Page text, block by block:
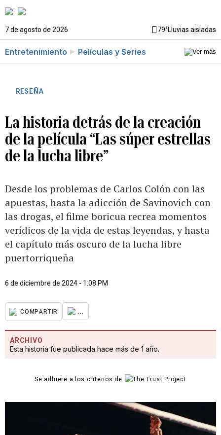
7 de agosto de 2026 79°Lluvias aisladas
Entretenimiento Películas y Series
RESEÑA
La historia detrás de la creación
de la película “Las súper estrellas
de la lucha libre”
Desde los problemas de Carlos Colón con las
apuestas, hasta la adicción de Savinovich con
las drogas, el filme boricua recrea momentos
verídicos de la vida de estas leyendas, y hasta
el capítulo más oscuro de la lucha libre
puertorriqueña
6 de diciembre de 2024 - 1:08 PM
COMPARTIR ...
ARCHIVO
Esta historia fue publicada hace más de 1 año.
Se adhiere a los criterios de